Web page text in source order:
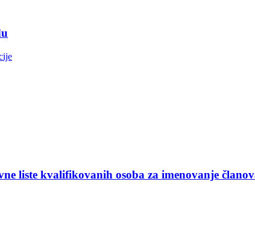
liste kvalifikovanih osoba za imenovanje